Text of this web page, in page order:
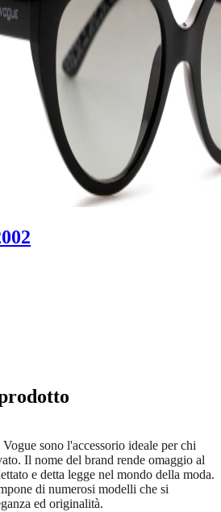
sono l'accessorio ideale per chi
Il nome del brand rende omaggio al
e detta legge nel mondo della moda.
di numerosi modelli che si
ed originalità.